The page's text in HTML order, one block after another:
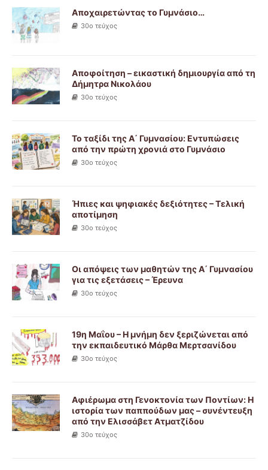
Αποχαιρετώντας το Γυμνάσιο…
30ο τεύχος
Αποφοίτηση – εικαστική δημιουργία από τη
Δήμητρα Νικολάου
30ο τεύχος
Το ταξίδι της Α΄ Γυμνασίου: Εντυπώσεις
από την πρώτη χρονιά στο Γυμνάσιο
30ο τεύχος
Ήπιες και ψηφιακές δεξιότητες – Τελική
αποτίμηση
30ο τεύχος
Οι απόψεις των μαθητών της Α΄ Γυμνασίου
για τις εξετάσεις – Έρευνα
30ο τεύχος
19η Μαΐου – Η μνήμη δεν ξεριζώνεται από
την εκπαιδευτικό Μάρθα Μερτσανίδου
30ο τεύχος
Αφιέρωμα στη Γενοκτονία των Ποντίων: Η
ιστορία των παππούδων μας – συνέντευξη
από την Ελισσάβετ Ατματζίδου
30ο τεύχος